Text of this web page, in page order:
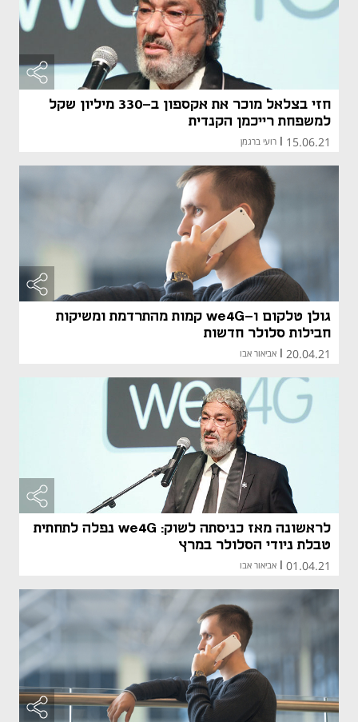
חזי בצלאל מוכר את אקספון ב-330 מיליון שקל
למשפחת רייכמן הקנדית
15.06.21 רועי ברגמן
גולן טלקום ו-we4G קמות מהתרדמת ומשיקות
חבילות סלולר חדשות
20.04.21
| אביאור אבו
לראשונה מאז כניסתה לשוק: we4G נפלה לתחתית
טבלת ניודי הסלולר במרץ
01.04.21
| אביאור אבו